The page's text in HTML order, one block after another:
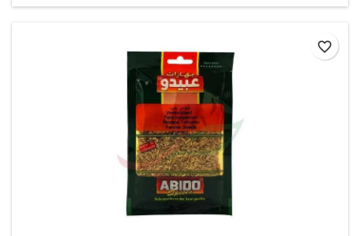
favorite_border